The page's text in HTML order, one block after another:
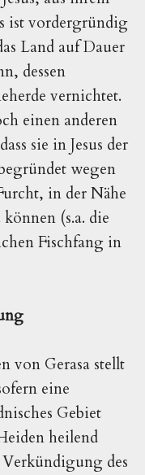
ist vordergründig
Land auf Dauer
dessen
vernichtet.
einen anderen
sie in Jesus der
wegen
in der Nähe
(s.a. die
Fischfang in
von Gerasa stellt
eine
Gebiet
heilend
des